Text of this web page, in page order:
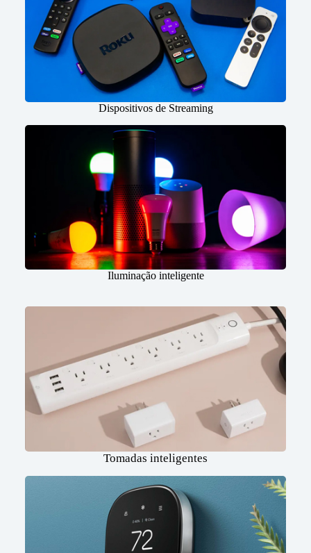
Dispositivos de Streaming
Iluminação inteligente
Tomadas inteligentes